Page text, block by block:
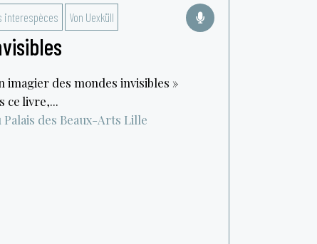
interespèces Von Uexküll
imagier des mondes invisibles »
ce livre,...
des Beaux-Arts Lille